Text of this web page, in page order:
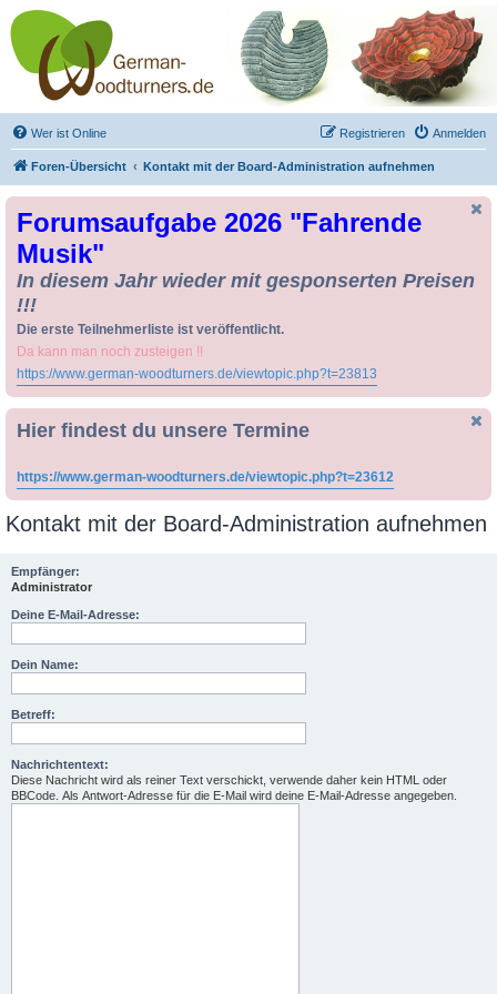
Drechseln und
Kunsthandwerk -
German-Woodturners
*Forum Sauerland*
Der Treffpunkt für Drechsler und Freunde des Kunsthandwerks
Wer ist Online Anmelden
Registrieren
Foren-Übersicht Kontakt mit der Board-Administration aufnehmen
Forumsaufgabe 2026 "Fahrende
Musik"
In diesem Jahr wieder mit gesponserten Preisen
!!!
Die erste Teilnehmerliste ist veröffentlicht.
Da kann man noch zusteigen !!
https://www.german-woodturners.de/viewtopic.php?t=23813
Hier findest du unsere Termine
https://www.german-woodturners.de/viewtopic.php?t=23612
Kontakt mit der Board-Administration aufnehmen
Empfänger:
Administrator
Deine E-Mail-Adresse:
Dein Name:
Betreff:
Nachrichtentext:
Diese Nachricht wird als reiner Text verschickt, verwende daher kein HTML oder
BBCode. Als Antwort-Adresse für die E-Mail wird deine E-Mail-Adresse angegeben.